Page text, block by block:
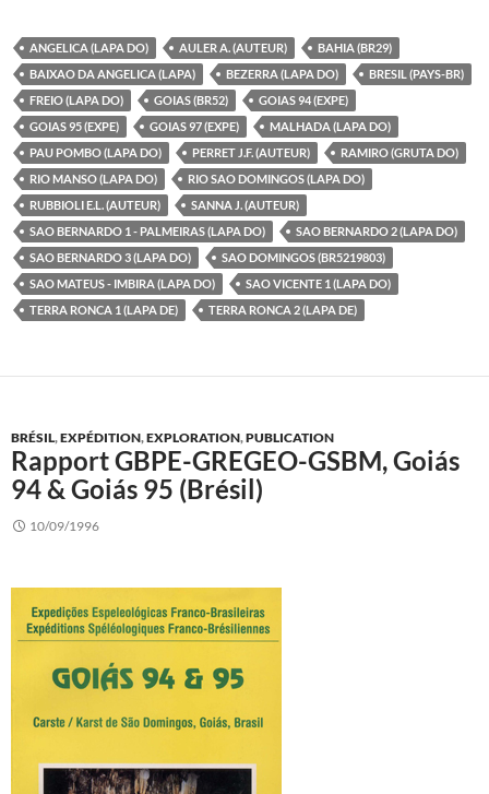
ANGELICA (LAPA DO) AULER A. (AUTEUR)
BAHIA (BR29)
BAIXAO DA ANGELICA (LAPA)
BEZERRA (LAPA DO)
BRESIL (PAYS-BR)
FREIO (LAPA DO)
GOIAS (BR52)
GOIAS 94 (EXPE)
GOIAS 95 (EXPE)
GOIAS 97 (EXPE)
MALHADA (LAPA DO)
PAU POMBO (LAPA DO)
PERRET J.F. (AUTEUR)
RAMIRO (GRUTA DO)
RIO MANSO (LAPA DO)
RIO SAO DOMINGOS (LAPA DO)
RUBBIOLI E.L. (AUTEUR)
SANNA J. (AUTEUR)
SAO BERNARDO 1 - PALMEIRAS (LAPA DO)
SAO BERNARDO 2 (LAPA DO)
SAO BERNARDO 3 (LAPA DO)
SAO DOMINGOS (BR5219803)
SAO MATEUS - IMBIRA (LAPA DO)
SAO VICENTE 1 (LAPA DO)
TERRA RONCA 1 (LAPA DE)
TERRA RONCA 2 (LAPA DE)
BRÉSIL,EXPÉDITION,EXPLORATION,PUBLICATION
Rapport GBPE-GREGEO-GSBM, Goiás
94 & Goiás 95 (Brésil)
10/09/1996